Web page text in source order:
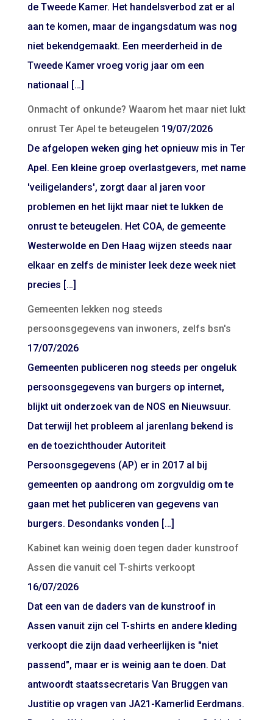
de Tweede Kamer. Het handelsverbod zat er al
aan te komen, maar de ingangsdatum was nog
niet bekendgemaakt. Een meerderheid in de
Tweede Kamer vroeg vorig jaar om een
nationaal […]
Onmacht of onkunde? Waarom het maar niet lukt
onrust Ter Apel te beteugelen 19/07/2026
De afgelopen weken ging het opnieuw mis in Ter
Apel. Een kleine groep overlastgevers, met name
'veiligelanders', zorgt daar al jaren voor
problemen en het lijkt maar niet te lukken de
onrust te beteugelen. Het COA, de gemeente
Westerwolde en Den Haag wijzen steeds naar
elkaar en zelfs de minister leek deze week niet
precies […]
Gemeenten lekken nog steeds
persoonsgegevens van inwoners, zelfs bsn's
17/07/2026
Gemeenten publiceren nog steeds per ongeluk
persoonsgegevens van burgers op internet,
blijkt uit onderzoek van de NOS en Nieuwsuur.
Dat terwijl het probleem al jarenlang bekend is
en de toezichthouder Autoriteit
Persoonsgegevens (AP) er in 2017 al bij
gemeenten op aandrong om zorgvuldig om te
gaan met het publiceren van gegevens van
burgers. Desondanks vonden […]
Kabinet kan weinig doen tegen dader kunstroof
Assen die vanuit cel T-shirts verkoopt
16/07/2026
Dat een van de daders van de kunstroof in
Assen vanuit zijn cel T-shirts en andere kleding
verkoopt die zijn daad verheerlijken is "niet
passend", maar er is weinig aan te doen. Dat
antwoordt staatssecretaris Van Bruggen van
Justitie op vragen van JA21-Kamerlid Eerdmans.